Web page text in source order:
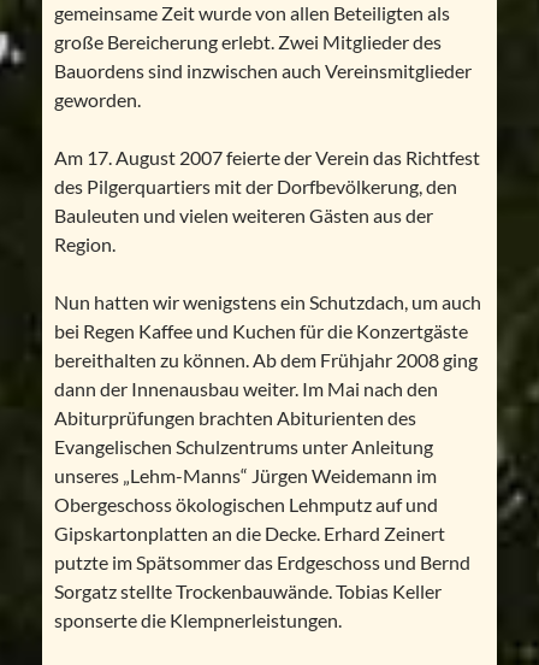
gemeinsame Zeit wurde von allen Beteiligten als
große Bereicherung erlebt. Zwei Mitglieder des
Bauordens sind inzwischen auch Vereinsmitglieder
geworden.
Am 17. August 2007 feierte der Verein das Richtfest
des Pilgerquartiers mit der Dorfbevölkerung, den
Bauleuten und vielen weiteren Gästen aus der
Region.
Nun hatten wir wenigstens ein Schutzdach, um auch
bei Regen Kaffee und Kuchen für die Konzertgäste
bereithalten zu können. Ab dem Frühjahr 2008 ging
dann der Innenausbau weiter. Im Mai nach den
Abiturprüfungen brachten Abiturienten des
Evangelischen Schulzentrums unter Anleitung
unseres „Lehm-Manns“ Jürgen Weidemann im
Obergeschoss ökologischen Lehmputz auf und
Gipskartonplatten an die Decke. Erhard Zeinert
putzte im Spätsommer das Erdgeschoss und Bernd
Sorgatz stellte Trockenbauwände. Tobias Keller
sponserte die Klempnerleistungen.